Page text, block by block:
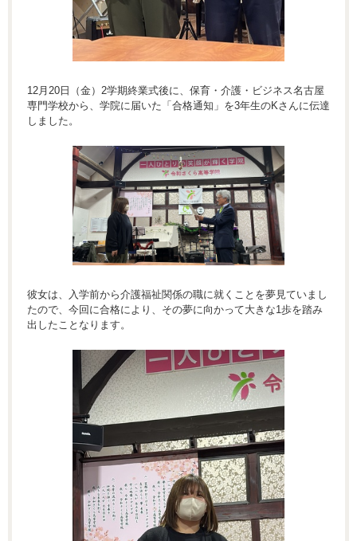
12月20日（金）2学期終業式後に、保育・介護・ビジネス名古屋
専門学校から、学院に届いた「合格通知」を3年生のKさんに伝達
しました。
彼女は、入学前から介護福祉関係の職に就くことを夢見ていまし
たので、今回に合格により、その夢に向かって大きな1歩を踏み
出したことなります。